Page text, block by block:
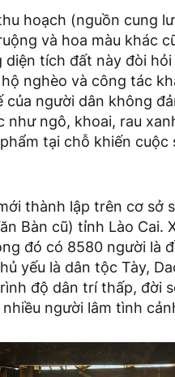
hoạch (nguồn cung
và hoa màu khác
tích đất này đòi
nghèo và công tác
người dân không
như ngô, khoai, rau
tại chỗ khiến cuộc
thành lập trên cơ sở
Bàn cũ) tỉnh Lào Cai.
đó có 8580 người là
yếu là dân tộc Tày,
độ dân trí thấp, đời
người lâm tình